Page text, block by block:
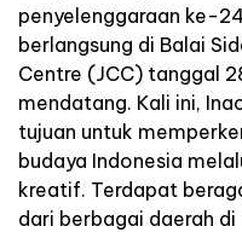
penyelenggaraan ke-
berlangsung di Balai
Centre (JCC) tanggal
mendatang. Kali ini,
tujuan untuk
budaya Indonesia
kreatif. Terdapat
dari berbagai daerah di